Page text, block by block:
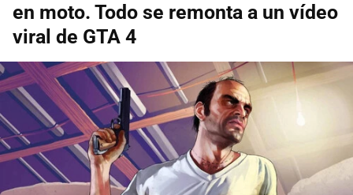
en moto. Todo se remonta a un vídeo
viral de GTA 4